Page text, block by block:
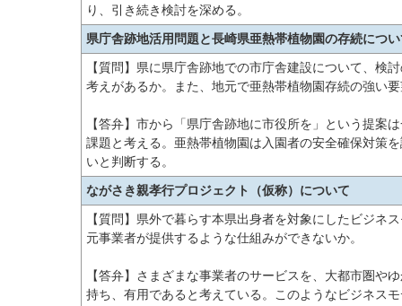
り、引き続き検討を深める。
県庁舎跡地活用問題と長崎県亜熱帯植物園の存続につ
【質問】県に県庁舎跡地での市庁舎建設について、検
考えがあるか。また、地元で亜熱帯植物園存続の強い
【答弁】市から「県庁舎跡地に市役所を」という提案
課題と考える。亜熱帯植物園は入園者の安全確保対策
いと判断する。
ながさき親孝行プロジェクト（仮称）について
【質問】県外で暮らす本県出身者を対象にしたビジネ
元事業者が提供するような仕組みができないか。
【答弁】さまざまな事業者のサービスを、大都市圏や
持ち、有用であると考えている。このようなビジネス